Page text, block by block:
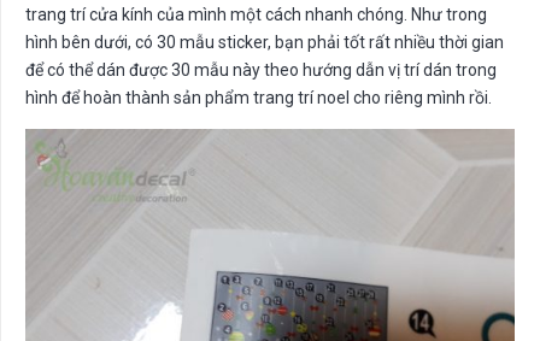
trang trí cửa kính của mình một cách nhanh chóng. Như trong
hình bên dưới, có 30 mẫu sticker, bạn phải tốt rất nhiều thời gian
để có thể dán được 30 mẫu này theo hướng dẫn vị trí dán trong
hình để hoàn thành sản phẩm trang trí noel cho riêng mình rồi.